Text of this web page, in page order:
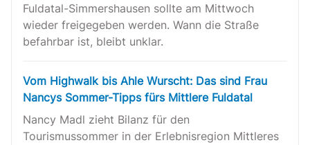
Fuldatal-Simmershausen sollte am Mittwoch
wieder freigegeben werden. Wann die Straße
befahrbar ist, bleibt unklar.
Vom Highwalk bis Ahle Wurscht: Das sind Frau
Nancys Sommer-Tipps fürs Mittlere Fuldatal
Nancy Madl zieht Bilanz für den
Tourismussommer in der Erlebnisregion Mittleres